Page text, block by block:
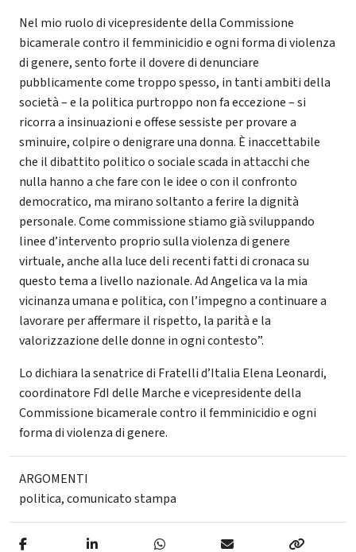
Nel mio ruolo di vicepresidente della Commissione
bicamerale contro il femminicidio e ogni forma di violenza
di genere, sento forte il dovere di denunciare
pubblicamente come troppo spesso, in tanti ambiti della
società – e la politica purtroppo non fa eccezione – si
ricorra a insinuazioni e offese sessiste per provare a
sminuire, colpire o denigrare una donna. È inaccettabile
che il dibattito politico o sociale scada in attacchi che
nulla hanno a che fare con le idee o con il confronto
democratico, ma mirano soltanto a ferire la dignità
personale. Come commissione stiamo già sviluppando
linee d’intervento proprio sulla violenza di genere
virtuale, anche alla luce deli recenti fatti di cronaca su
questo tema a livello nazionale. Ad Angelica va la mia
vicinanza umana e politica, con l’impegno a continuare a
lavorare per affermare il rispetto, la parità e la
valorizzazione delle donne in ogni contesto”.
Lo dichiara la senatrice di Fratelli d’Italia Elena Leonardi,
coordinatore FdI delle Marche e vicepresidente della
Commissione bicamerale contro il femminicidio e ogni
forma di violenza di genere.
ARGOMENTI
politica,comunicato stampa